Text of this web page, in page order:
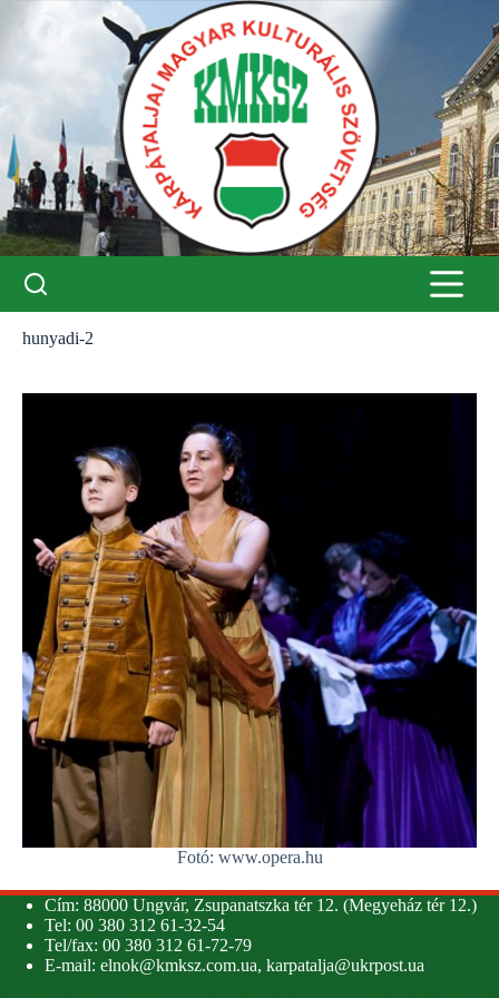
hunyadi-2
Fotó: www.opera.hu
Cím: 88000 Ungvár, Zsupanatszka tér 12. (Megyeház tér 12.)
Tel: 00 380 312 61-32-54
Tel/fax: 00 380 312 61-72-79
E-mail: elnok@kmksz.com.ua, karpatalja@ukrpost.ua